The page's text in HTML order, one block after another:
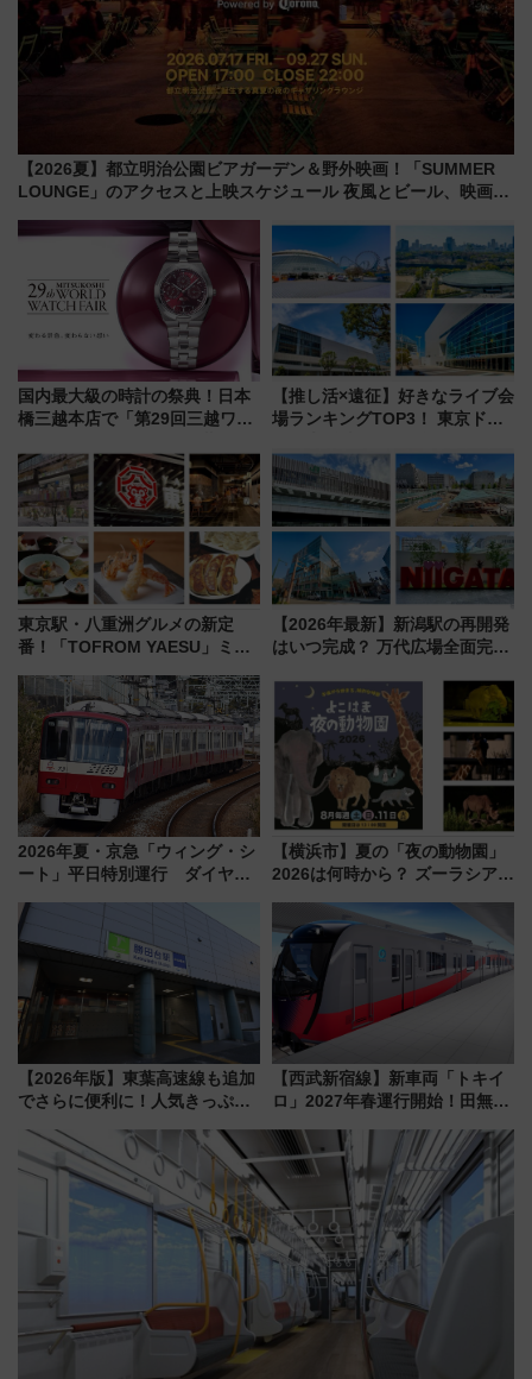
【2026夏】都立明治公園ビアガーデン＆野外映画！「SUMMER
LOUNGE」のアクセスと上映スケジュール 夜風とビール、映画を
国内最大級の時計の祭典！日本
橋三越本店で「第29回三越ワー
【2026年8月5日～25日】
【推し活×遠征】好きなライブ会
場ランキングTOP3！ 東京ドー
由と交通アクセス術、ライブ会
場に何を求める？
東京駅・八重洲グルメの新定
番！「TOFROM YAESU」ミシ
舗が集結した食の空間を徹底解
剖！（9/10開業）
【2026年最新】新潟駅の再開発
はいつ完成？ 万代広場全面完成
開発、バスタ新潟構想まで徹底
解説！
2026年夏・京急「ウィング・シ
ート」平日特別運行 ダイヤ・
三浦海岸を堪能できるお出かけ
プランもご紹介
【横浜市】夏の「夜の動物園」
2026は何時から？ ズーラシア・
見どころ、限定イベントを徹底
解説！
【2026年版】東葉高速線も追加
でさらに便利に！人気きっぷ
今年も発売 秋・早春に千葉県を
巡るなら使い勝手・コスパ抜群
【西武新宿線】新車両「トキイ
ロ」2027年春運行開始！田無・
「第2弾」も